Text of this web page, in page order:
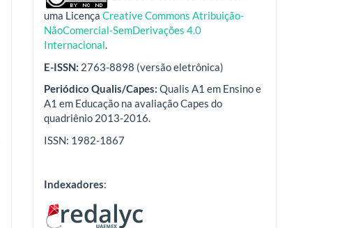
uma Licença Creative Commons Atribuição-
NãoComercial-SemDerivações 4.0
Internacional.
E-ISSN: 2763-8898 (versão eletrônica)
Periódico Qualis/Capes: Qualis A1 em Ensino e
A1 em Educação na avaliação Capes do
quadriênio 2013-2016.
ISSN: 1982-1867
Indexadores: